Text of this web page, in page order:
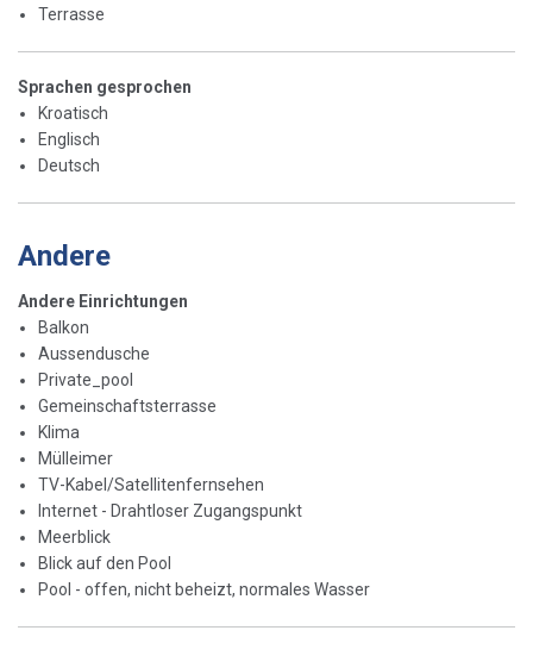
Terrasse
Sprachen gesprochen
Kroatisch
Englisch
Deutsch
Andere
Andere Einrichtungen
Balkon
Aussendusche
Private_pool
Gemeinschaftsterrasse
Klima
Mülleimer
TV-Kabel/Satellitenfernsehen
Internet - Drahtloser Zugangspunkt
Meerblick
Blick auf den Pool
Pool - offen, nicht beheizt, normales Wasser